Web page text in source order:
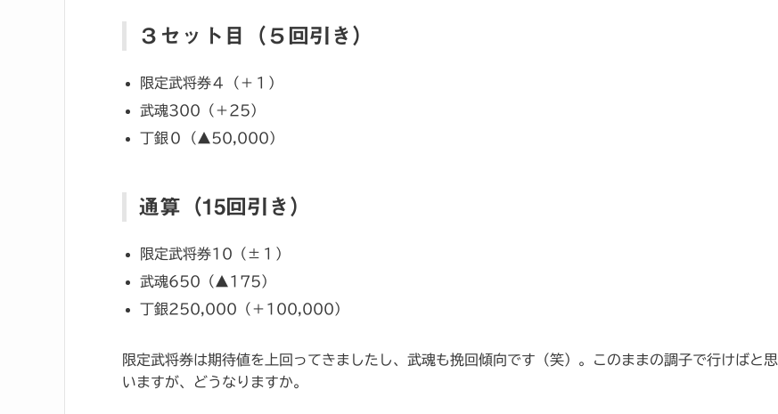
３セット目（５回引き）
限定武将券４（＋１）
武魂300（＋25）
丁銀０（▲50,000）
通算（15回引き）
限定武将券10（±１）
武魂650（▲175）
丁銀250,000（＋100,000）
限定武将券は期待値を上回ってきましたし、武魂も挽回傾向です（笑）。このままの調子で行けばと思
いますが、どうなりますか。